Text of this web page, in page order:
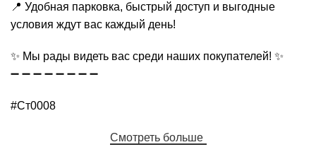
📍 Удобная парковка, быстрый доступ и выгодные
условия ждут вас каждый день!
✨ Мы рады видеть вас среди наших покупателей! ✨
➖ ➖ ➖ ➖ ➖ ➖ ➖ ➖
#Ст0008
Смотреть больше